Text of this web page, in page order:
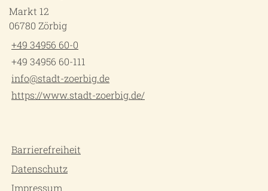
Markt 12
06780 Zörbig
+49 34956 60-0
+49 34956 60-111
info@stadt-zoerbig.de
https://www.stadt-zoerbig.de/
Barrierefreiheit
Datenschutz
Impressum